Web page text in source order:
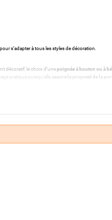
s’adapter à tous les styles de décoration.
décoratif, le choix d’unepoignée à bouton ou à
pratique puisqu’elle assure la propreté de la
cave, garage ou bureau, toutes les pièces
de sécurité, la poignée de porte à